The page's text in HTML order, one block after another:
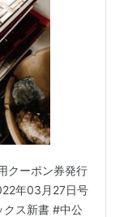
クーポン券発行
年03月27日号
クス新書 #中公